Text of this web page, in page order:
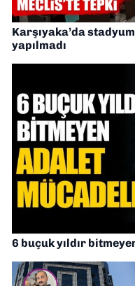
Karşıyaka’da
yapılmadı
6 buçuk yıldır